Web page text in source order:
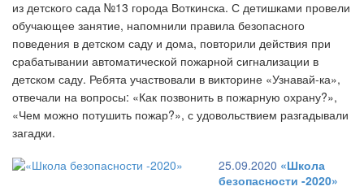
из детского сада №13 города Воткинска. С детишками провели
обучающее занятие, напомнили правила безопасного
поведения в детском саду и дома, повторили действия при
срабатывании автоматической пожарной сигнализации в
детском саду. Ребята участвовали в викторине «Узнавай-ка»,
отвечали на вопросы: «Как позвонить в пожарную охрану?»,
«Чем можно потушить пожар?», с удовольствием разгадывали
загадки.
25.09.2020 «Школа
безопасности -2020»